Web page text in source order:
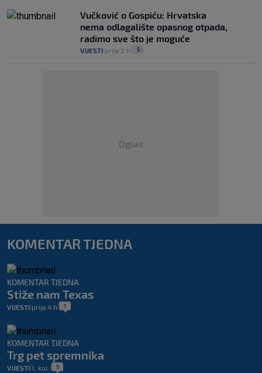
Vučković o Gospiću: Hrvatska
nema odlagalište opasnog otpada,
radimo sve što je moguće
VIJESTI prije 2 h 5
Oglas
KOMENTAR TJEDNA
KOMENTAR TJEDNA
Stiže nam Texas
VIJESTI prije 4 h 1
KOMENTAR TJEDNA
Trg pet spremnika
VIJESTI 1. kol. 5